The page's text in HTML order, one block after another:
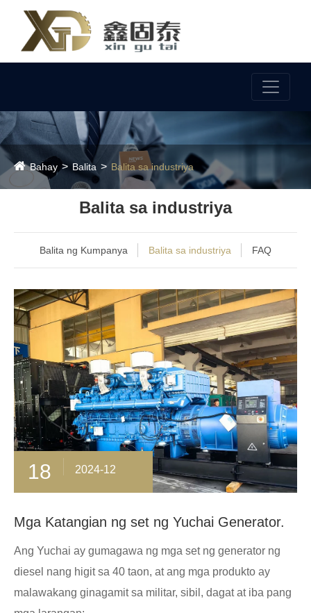
Bahay Balita Balita sa industriya
Balita sa industriya
Balita ng Kumpanya Balita sa industriya FAQ
18 2024-12
Mga Katangian ng set ng Yuchai Generator.
Ang Yuchai ay gumagawa ng mga set ng generator ng
diesel nang higit sa 40 taon, at ang mga produkto ay
malawakang ginagamit sa militar, sibil, dagat at iba pang